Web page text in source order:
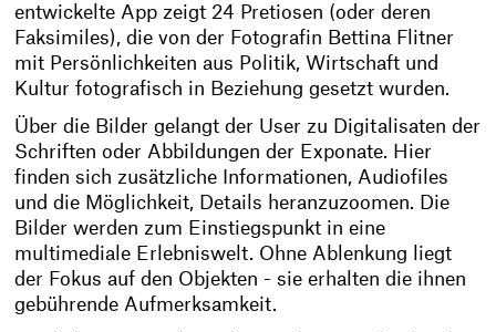
entwickelte App zeigt 24 Pretiosen (oder deren
Faksimiles), die von der Fotografin Bettina Flitner
mit Persönlichkeiten aus Politik, Wirtschaft und
Kultur fotografisch in Beziehung gesetzt wurden.
Über die Bilder gelangt der User zu Digitalisaten der
Schriften oder Abbildungen der Exponate. Hier
finden sich zusätzliche Informationen, Audiofiles
und die Möglichkeit, Details heranzuzoomen. Die
Bilder werden zum Einstiegspunkt in eine
multimediale Erlebniswelt. Ohne Ablenkung liegt
der Fokus auf den Objekten - sie erhalten die ihnen
gebührende Aufmerksamkeit.